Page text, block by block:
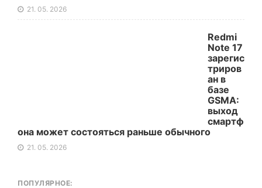
21. 05. 2026
Redmi
Note 17
зарегис
триров
ан в
базе
GSMA:
выход
смартф
она может состояться раньше обычного
21. 05. 2026
ПОПУЛЯРНОЕ: